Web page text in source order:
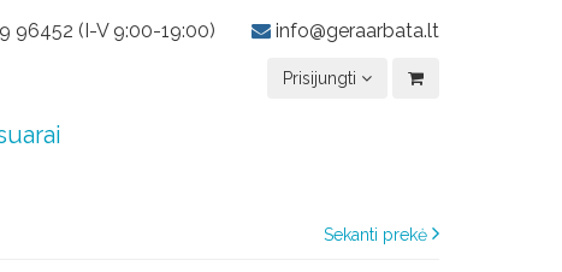
info@geraarbata.lt
96452 (I-V 9:00-19:00)
Prisijungti
Sekanti prekė